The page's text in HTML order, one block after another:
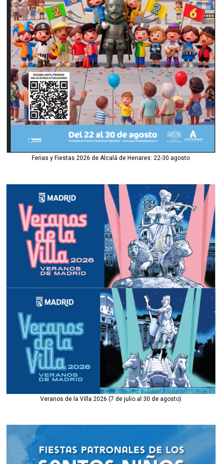
Ferias y Fiestas 2026 de Alcalá de Henares: 22-30 agosto
Veranos de la Villa 2026 (7 de julio al 30 de agosto)